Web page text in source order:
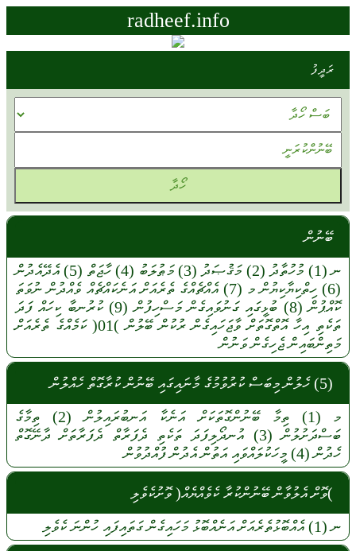
radheef.info
ރަދީފު
ބޭނުން
ނ(1) މުހުތާދު (2) މަޤުޞަދު (3) މަޠުލަބު (4) ހާޖަތް (5)
އެދޭއެދުން
(6)
ހިތްކިޔާކިޔުންމ (7) އެއްޗެއްގެތެރެއަށްއަނެކައްޗެއްވެއްދުންނުވަތަ
ކޮއްޕުން (8) ބުޅީގައިގަނުވައިގެންމަސްހިފުން (9) ކުރުނބާ ކިހައްފަދަ
ތަކެތި އިހާއޮތްގޮތަށްވާޖަހައިގެންރުކުންބޭލުން )01( ކަމެއްގެ ތެރެއަށް
މަތިންބައިންޖެހިގެންވަނުން
(5) ހެލުން މިބަސް ކުރުވުމުގެ މާނައިގައި ބޭނުން ކުރާގޮތް ހެއްލުން
މ (1) ތިމާބޭނުންގޮތަކަށްއަނެކާއަނބުރައިލުން (2)
ތިމާގެ
ބަސްދަށުލުން (3) އުނދޯލިފަދަ ތަކެތި ދެފަރާތް ދެފަރާތަށް ދާނޭގޮތް
ހެދުން(4) މީހަކުލައްވައިއަތުންއެދުންފުއްދުވުން
)ވޮށް އެލުވާން ބޭނުންކުރާ ކެވެއްޔެއް( ވޮށުކެވެލި
ނ(1) އެއްބޮޅުތެރެއަށްއަނެއްބޮޅުމަހައިގެންގަތައިފައި ހުންނަކެވެލި